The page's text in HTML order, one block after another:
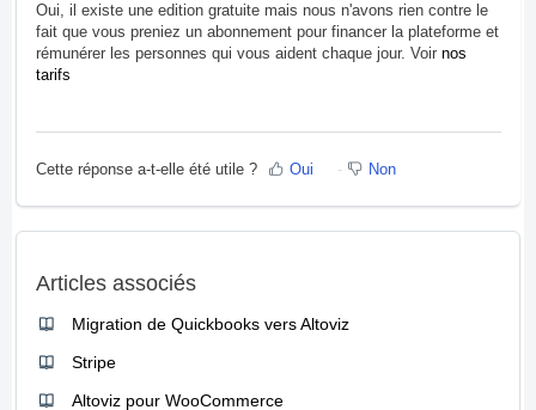
Oui, il existe une edition gratuite mais nous n'avons rien contre le
fait que vous preniez un abonnement pour financer la plateforme et
rémunérer les personnes qui vous aident chaque jour. Voir nos
tarifs
Cette réponse a-t-elle été utile ? Oui Non
Articles associés
Migration de Quickbooks vers Altoviz
Stripe
Altoviz pour WooCommerce